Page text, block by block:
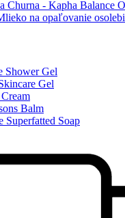
Churna - Kapha Balance
na opaľovanie
Shower Gel
Gel
Balm
Superfatted Soap